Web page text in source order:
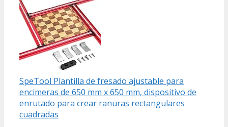
SpeTool Plantilla de fresado ajustable para
encimeras de 650 mm x 650 mm, dispositivo de
enrutado para crear ranuras rectangulares
cuadradas